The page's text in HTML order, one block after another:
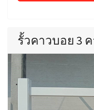
รั้วคาวบอย 3